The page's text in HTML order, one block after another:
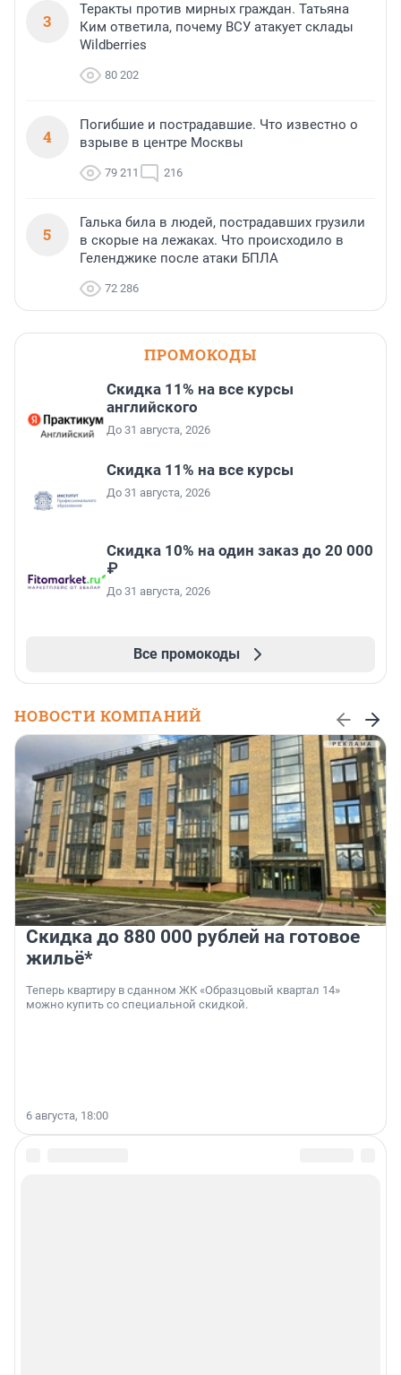
3
Теракты против мирных граждан. Татьяна
Ким ответила, почему ВСУ атакует склады
Wildberries
80 202
4
Погибшие и пострадавшие. Что известно о
взрыве в центре Москвы
79 211 216
5
Галька била в людей, пострадавших грузили
в скорые на лежаках. Что происходило в
Геленджике после атаки БПЛА
72 286
ПРОМОКОДЫ
Скидка 11% на все курсы
английского
До 31 августа, 2026
Скидка 11% на все курсы
До 31 августа, 2026
Скидка 10% на один заказ до 20 000
₽
До 31 августа, 2026
Все промокоды
НОВОСТИ КОМПАНИЙ
Скидка до 880 000 рублей на готовое
жильё*
Теперь квартиру в сданном ЖК «Образцовый квартал 14»
можно купить со специальной скидкой.
6 августа, 18:00